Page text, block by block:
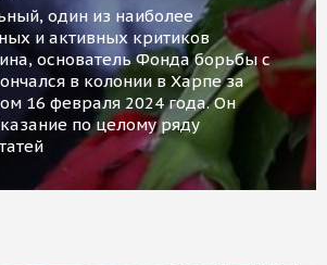
один из наиболее
и активных критиков
основатель Фонда борьбы с
в колонии в Харпе за
16 февраля 2024 года. Он
по целому ряду